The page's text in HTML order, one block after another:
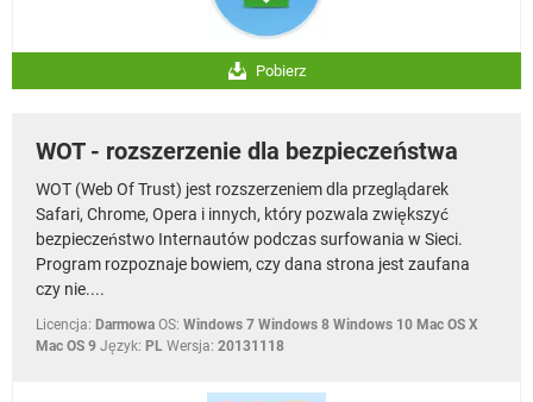
Pobierz
WOT - rozszerzenie dla bezpieczeństwa
WOT (Web Of Trust) jest rozszerzeniem dla przeglądarek
Safari, Chrome, Opera i innych, który pozwala zwiększyć
bezpieczeństwo Internautów podczas surfowania w Sieci.
Program rozpoznaje bowiem, czy dana strona jest zaufana
czy nie....
Licencja: Darmowa OS: Windows 7 Windows 8 Windows 10 Mac OS X
Mac OS 9 Język: PL Wersja: 20131118